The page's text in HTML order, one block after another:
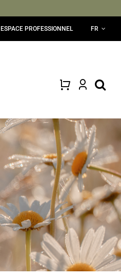
ESPACE PROFESSIONNEL FR